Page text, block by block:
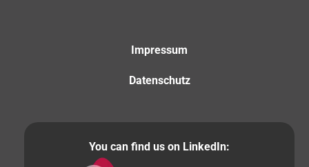
Impressum
Datenschutz
You can find us on LinkedIn: